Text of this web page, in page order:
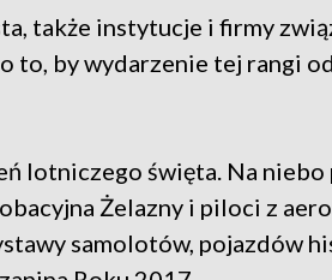
także instytucje i firmy
to, by wydarzenie tej rangi
lotniczego święta. Na niebo
Żelazny i piloci z
samolotów, pojazdów